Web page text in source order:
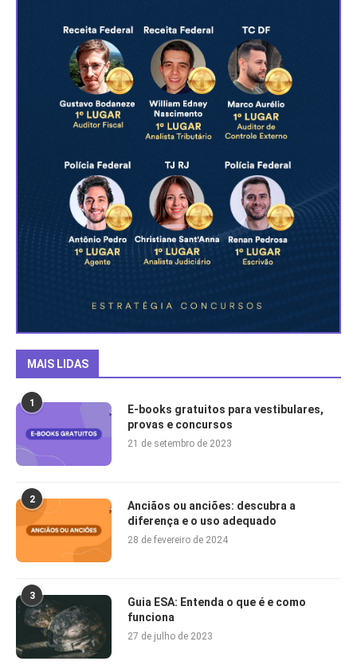
MAIS LIDAS
1
E-books gratuitos para vestibulares,
provas e concursos
21 de setembro de 2023
2
Anciãos ou anciões: descubra a
diferença e o uso adequado
28 de fevereiro de 2024
3
Guia ESA: Entenda o que é e como
funciona
27 de julho de 2023